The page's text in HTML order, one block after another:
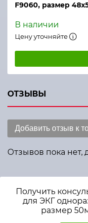
F9060, размер
В наличии
Цену уточняйте
ОТЗЫВЫ
Добавить отзыв к
Отзывов пока нет,
Получить
для ЭКГ
размер